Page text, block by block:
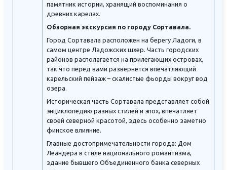
памятник истории, хранящий воспоминания о
древних карелах.
Обзорная экскурсия по городу Сортавала.
Город Сортавала расположен на берегу Ладоги, в
самом центре Ладожских шхер. Часть городских
районов располагается на прилегающих островах,
так что перед вами развернется впечатляющий
карельский пейзаж – скалистые фьорды вокруг вод
озера.
Историческая часть Сортавала представляет собой
энциклопедию разных стилей и эпох, впечатляет
своей северной красотой, здесь особенно заметно
финское влияние.
Главные достопримечательности города: Дом
Леандера в стиле национального романтизма,
здание бывшего Объединенного банка северных